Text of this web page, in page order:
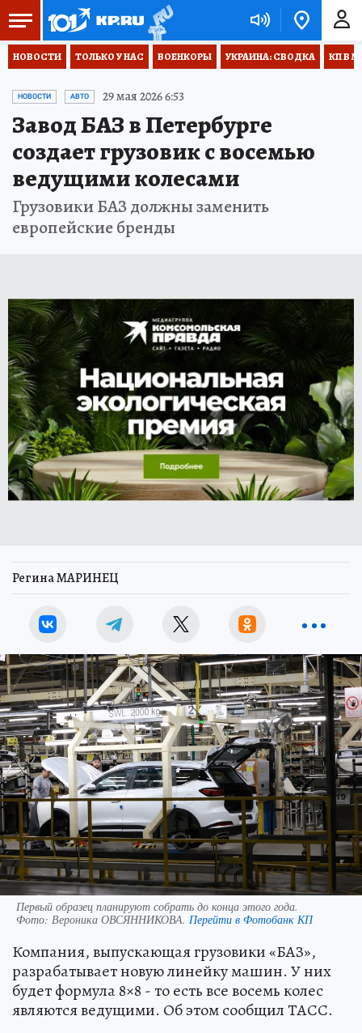
НОВОСТИ ТОЛЬКО У НАС ВОЕНКОРЫ УКРАИНА: СВОДКА КП В
НОВОСТИ АВТО 29 мая 2026 6:53
Завод БАЗ в Петербурге
создает грузовик с восемью
ведущими колесами
Грузовики БАЗ должны заменить
европейские бренды
Регина МАРИНЕЦ
Первый образец планируют собрать до конца этого года.
Фото: Вероника ОВСЯННИКОВА. Перейти в Фотобанк КП
Компания, выпускающая грузовики «БАЗ»,
разрабатывает новую линейку машин. У них
будет формула 8×8 - то есть все восемь колес
являются ведущими. Об этом сообщил ТАСС.